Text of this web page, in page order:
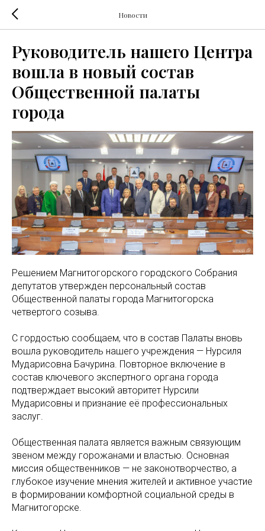
Новости
Руководитель нашего Центра
вошла в новый состав
Общественной палаты
города
Решением Магнитогорского городского Собрания
депутатов утвержден персональный состав
Общественной палаты города Магнитогорска
четвертого созыва.
С гордостью сообщаем, что в состав Палаты вновь
вошла руководитель нашего учреждения — Нурсиля
Мударисовна Бачурина. Повторное включение в
состав ключевого экспертного органа города
подтверждает высокий авторитет Нурсили
Мударисовны и признание её профессиональных
заслуг.
Общественная палата является важным связующим
звеном между горожанами и властью. Основная
миссия общественников — не законотворчество, а
глубокое изучение мнения жителей и активное участие
в формировании комфортной социальной среды в
Магнитогорске.